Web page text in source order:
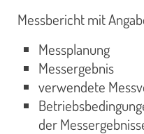
Messbericht mit
Messplanung
Messergebnis
verwendete
der